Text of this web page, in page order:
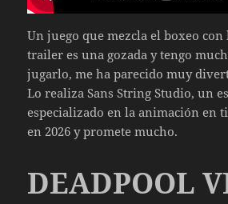
Un juego que mezcla el boxeo con
trailer es una gozada y tengo
jugarlo, me ha parecido muy
Lo realiza Sans String Studio, un
especializado en la animación en
en 2026 y promete mucho.
DEADPOOL